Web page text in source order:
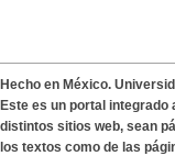
Hecho en México.
Este es un portal
distintos sitios web, sean
los textos como de las